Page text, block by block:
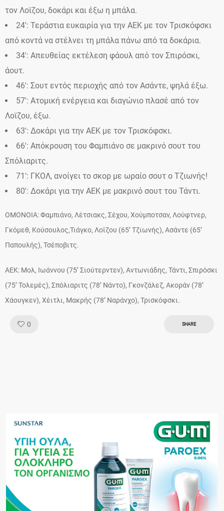
τον Λοϊζου, δοκάρι και έξω η μπάλα.
24′: Τεράστια ευκαιρία για την ΑΕΚ με τον Τρισκόφσκι
από κοντά να στέλνει τη μπάλα πάνω από τα δοκάρια.
34′: Aπευθείας εκτέλεση φάουλ από τον Σπιρόσκι,
άουτ.
46′: Σουτ εντός περιοχής από τον Ασάντε, ψηλά έξω.
57′: Ατομική ενέργεια και διαγώνιο πλασέ από τον
Λοϊζου, έξω.
63′: Δοκάρι για την ΑΕΚ με τον Τρισκόφσκι.
66′: Απόκρουση του Φαμπιάνο σε μακρινό σουτ του
Σπόλιαριτς.
71′: ΓΚΟΛ, ανοίγει το σκορ με ωραίο σουτ ο Τζιωνής!
80′: Δοκάρι για την ΑΕΚ με μακρινό σουτ του Τάντι.
OMONOIA: Φαμπιάνο, Λέτσιακς, Σέχου, Χούμποτσαν, Λούφτνερ,
Γκόμεθ, Κούσουλος,Τιάγκο, Λοϊζου (65’ Τζιωνής), Ασάντε (65’
Παπουλής), Τσέποβιτς.
AEK: Μολ, Ιωάννου (75’ Σιούτερντεν), Αντωνιάδης, Τάντι, Σπιρόσκι
(75’ Τολεμές), Σπόλιαριτς (78’ Νάντο), Γκονζάλεζ, Ακοράν (78’
Χάουγκεν), Χέιτλι, Μακρής (78’ Ναράνχο), Τρισκόφσκι.
0 SHARE